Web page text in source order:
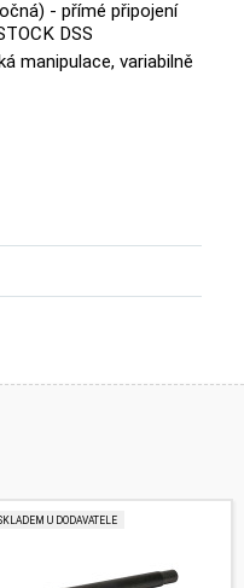
- přímé připojení
DSS
manipulace, variabilně
U DODAVATELE